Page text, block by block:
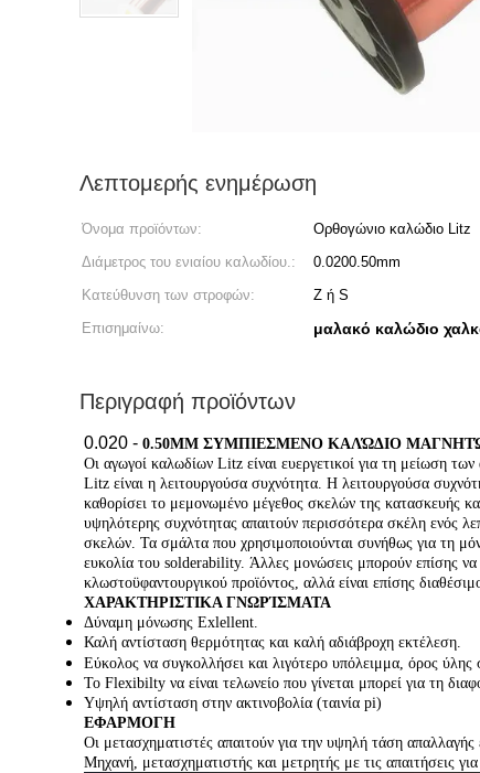
Λεπτομερής ενημέρωση
Όνομα προϊόντων: Ορθογώνιο καλώδιο Litz
Διάμετρος του ενιαίου καλωδίου.:
0.0200.50mm
Κατεύθυνση των στροφών:
Ζ ή S
Επισημαίνω:
μαλακό καλώδιο
Περιγραφή προϊόντων
0.020 - 0.50MM ΣΥΜΠΙΕΣΜΕΝΟ ΚΑΛΏΔΙΟ
Οι αγωγοί καλωδίων Litz είναι ευεργετικοί για τη
Litz είναι η λειτουργούσα συχνότητα. Η λειτουργούσα
καθορίσει το μεμονωμένο μέγεθος σκελών της κατασκευής
υψηλότερης συχνότητας απαιτούν περισσότερα σκέλη ενός
σκελών. Τα σμάλτα που χρησιμοποιούνται συνήθως για τη
ευκολία του solderability. Άλλες μονώσεις μπορούν επίσης να
κλωστοϋφαντουργικού προϊόντος, αλλά είναι επίσης
ΧΑΡΑΚΤΗΡΙΣΤΙΚΑ ΓΝΩΡΊΣΜΑΤΑ
Δύναμη μόνωσης Exlellent.
Καλή αντίσταση θερμότητας και καλή αδιάβροχη εκτέλεση.
Εύκολος να συγκολλήσει και λιγότερο υπόλειμμα, όρος
Το Flexibilty να είναι τελωνείο που γίνεται μπορεί για τη
Υψηλή αντίσταση στην ακτινοβολία (ταινία pi)
ΕΦΑΡΜΟΓΗ
Οι μετασχηματιστές απαιτούν για την υψηλή τάση
Μηχανή, μετασχηματιστής και μετρητής με τις απαιτήσεις